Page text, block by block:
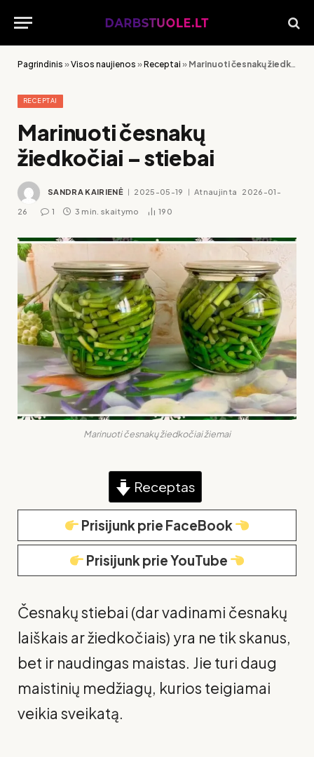
Pagrindinis »Visos naujienos »Receptai » Marinuoti česnakų žiedkočiai – stiebai
RECEPTAI
Marinuoti česnakų
žiedkočiai – stiebai
SANDRA KAIRIENĖ 2025-05-19 Atnaujinta 2026-01-
26 1 3 min. skaitymo 190
Marinuoti česnakų žiedkočiai žiemai
Receptas
Prisijunk prie FaceBook
Prisijunk prie YouTube
Česnakų stiebai (dar vadinami česnakų
laiškais ar žiedkočiais) yra ne tik skanus,
bet ir naudingas maistas. Jie turi daug
maistinių medžiagų, kurios teigiamai
veikia sveikatą.